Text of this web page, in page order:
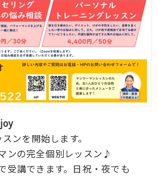
ンを開始します。
ンの完全個別レッスン♪
受講できます。日祝・夜でも